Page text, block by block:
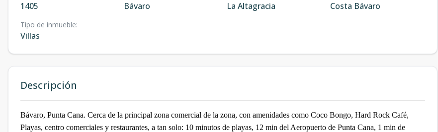
1405 Bávaro La Altagracia Costa Bávaro
Tipo de inmueble:
Villas
Descripción
Bávaro, Punta Cana. Cerca de la principal zona comercial de la zona, con amenidades como Coco Bongo, Hard Rock Café,
Playas, centro comerciales y restaurantes, a tan solo: 10 minutos de playas, 12 min del Aeropuerto de Punta Cana, 1 min de